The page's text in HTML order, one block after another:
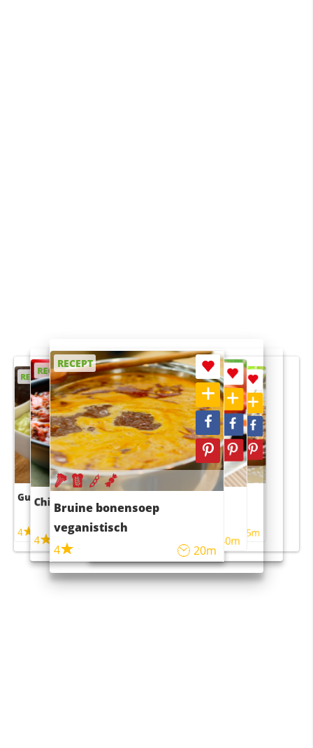
RECEPT
Guacamole
4
RECEPT
Chili con carne
4 45m
RECEPT
Bruine bonensoep
veganistisch
4
20m
RECEPT
Sushi rijstsalade
maaltijdsalade
40m
RECEPT
4 55m